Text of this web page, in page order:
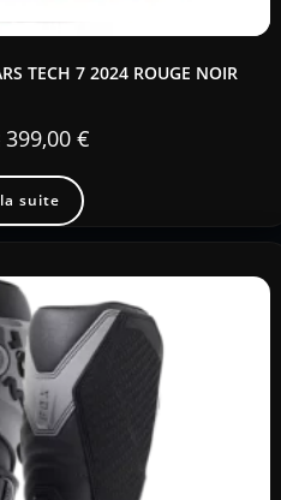
TECH 7 2024 ROUGE NOIR
399,00 €
suite